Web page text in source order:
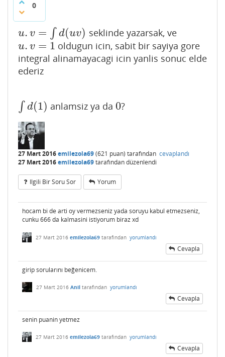
0
u. v = ∫ d(uv)
u.v= ∫d( v ) seklinde yazarsak, ve
u. v = 1
u.v= 1
oldugun icin, sabit bir sayiya gore
integral alinamayacagi icin yanlis sonuc elde
ederiz
∫ d(1)
∫d (1) anlamsiz ya da 0
0?
27 Mart 2016emilezola69(621 puan) tarafından cevaplandı
27 Mart 2016emilezola69tarafındandüzenlendi
Ilgili Bir Soru Sor Yorum
hocam bi de arti oy vermezseniz yada soruyu kabul etmezseniz,
cunku 666 da kalmasini istiyorum biraz xd
27 Mart 2016 emilezola69 tarafından yorumlandı
Cevapla
girip sorularını beğenicem.
27 Mart 2016 Anil tarafından yorumlandı
Cevapla
senin puanin yetmez
27 Mart 2016 emilezola69 tarafından yorumlandı
Cevapla